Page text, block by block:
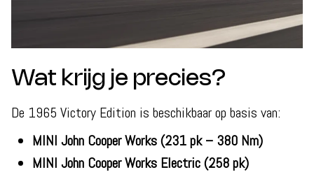
Wat krijg je precies?
De 1965 Victory Edition is beschikbaar op basis van:
MINI John Cooper Works (231 pk – 380 Nm)
MINI John Cooper Works Electric (258 pk)